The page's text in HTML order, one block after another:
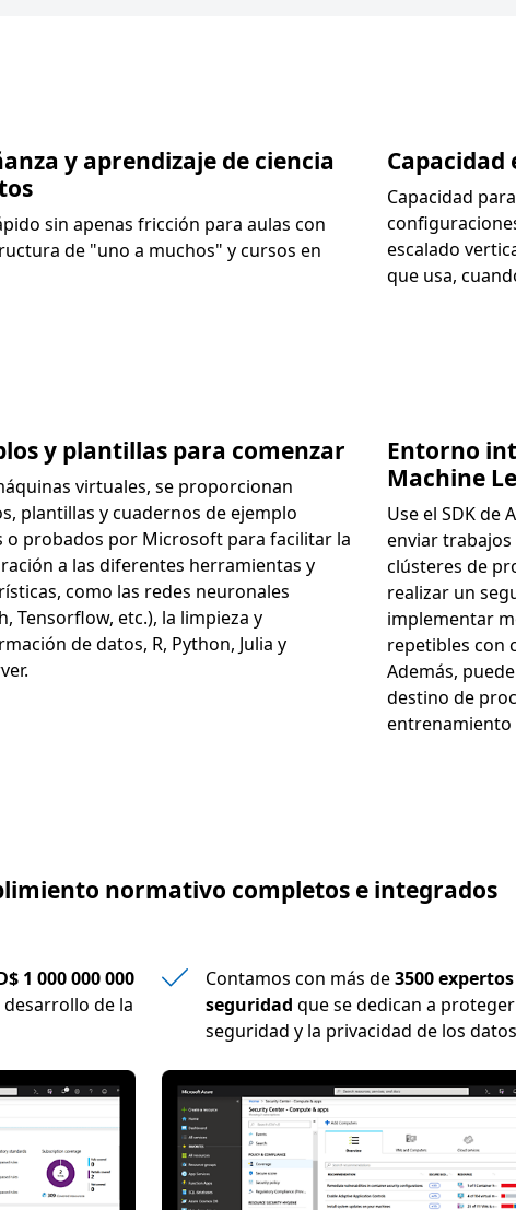
y aprendizaje de ciencia
sin apenas fricción para aulas con
de "uno a muchos" y cursos en
Capacidad
Capacidad
escalado
que usa,
y plantillas para comenzar
virtuales, se proporcionan
plantillas y cuadernos de ejemplo
o probados por Microsoft para facilitar la
a las diferentes herramientas y
como las redes neuronales
Tensorflow, etc.), la limpieza y
de datos, R, Python, Julia y
Entorno
Machine
Use el SDK de
enviar
clústeres de
realizar un
implementar
repetibles con
Además,
destino de
entrenamiento
normativo completos e integrados
1 000 000 000
de la
Contamos con más de3500
seguridad que se dedican a
seguridad y la privacidad de los